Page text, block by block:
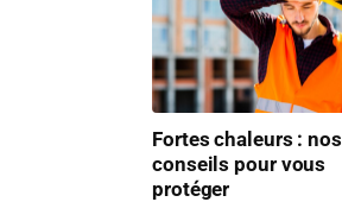
Fortes chaleurs : nos
conseils pour vous
protéger